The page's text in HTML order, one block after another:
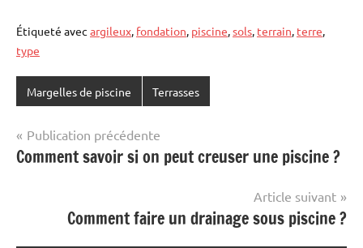
Étiqueté avec argileux, fondation, piscine,sols, terrain, terre,
type
Margelles de piscine Terrasses
Navigation
de
Publication précédente
Comment savoir si on peut creuser une piscine ?
Article suivant
Comment faire un drainage sous piscine ?